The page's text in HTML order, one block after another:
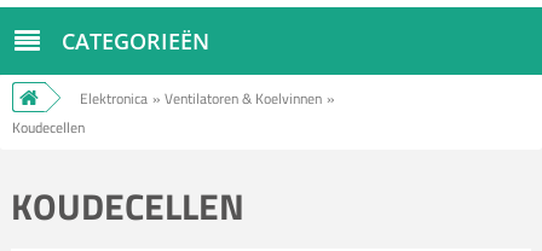
CATEGORIEËN
Elektronica » Ventilatoren & Koelvinnen »
Koudecellen
KOUDECELLEN